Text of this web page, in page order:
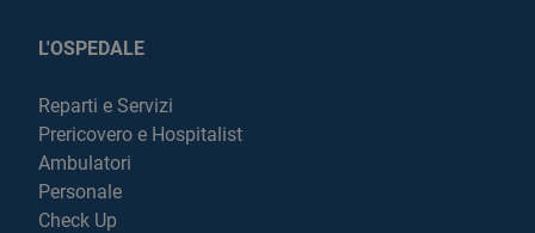
L'OSPEDALE
Reparti e Servizi
Prericovero e Hospitalist
Ambulatori
Personale
Check Up